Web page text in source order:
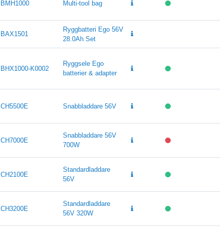
BMH1000 Multi-tool bag
BAX1501
Ryggbatteri Ego 56V
28.0Ah Set
BHX1000-K0002
Ryggsele Ego
batterier & adapter
CH5500E Snabbladdare 56V
CH7000E
Snabbladdare 56V
700W
CH2100E
Standardladdare
56V
CH3200E
Standardladdare
56V 320W